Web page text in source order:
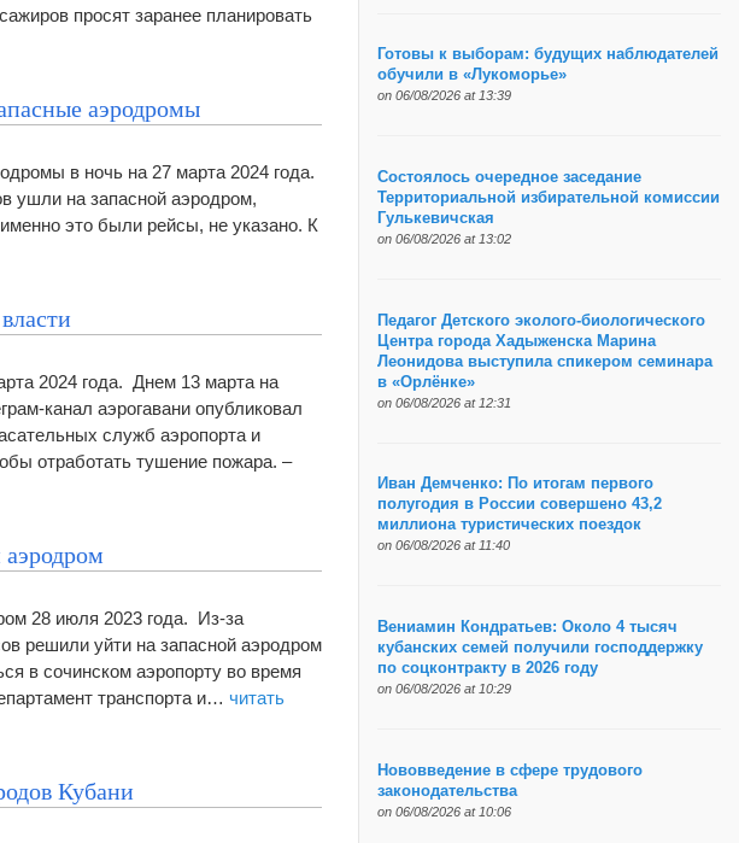
просят заранее планировать
аэродромы
в ночь на 27 марта 2024 года.
ушли на запасной аэродром,
это были рейсы, не указано. К
2024 года. Днем 13 марта на
канал аэрогавани опубликовал
служб аэропорта и
отработать тушение пожара. –
28 июля 2023 года. Из-за
решили уйти на запасной аэродром
в сочинском аэропорту во время
транспорта и… читать
Кубани
Готовы к выборам: будущих наблюдателей
обучили в «Лукоморье»
on 06/08/2026 at 13:39
Состоялось очередное заседание
Территориальной избирательной комиссии
Гулькевичская
on 06/08/2026 at 13:02
Педагог Детского эколого-биологического
Центра города Хадыженска Марина
Леонидова выступила спикером семинара
в «Орлёнке»
on 06/08/2026 at 12:31
Иван Демченко: По итогам первого
полугодия в России совершено 43,2
миллиона туристических поездок
on 06/08/2026 at 11:40
Вениамин Кондратьев: Около 4 тысяч
кубанских семей получили господдержку
по соцконтракту в 2026 году
on 06/08/2026 at 10:29
Нововведение в сфере трудового
законодательства
on 06/08/2026 at 10:06